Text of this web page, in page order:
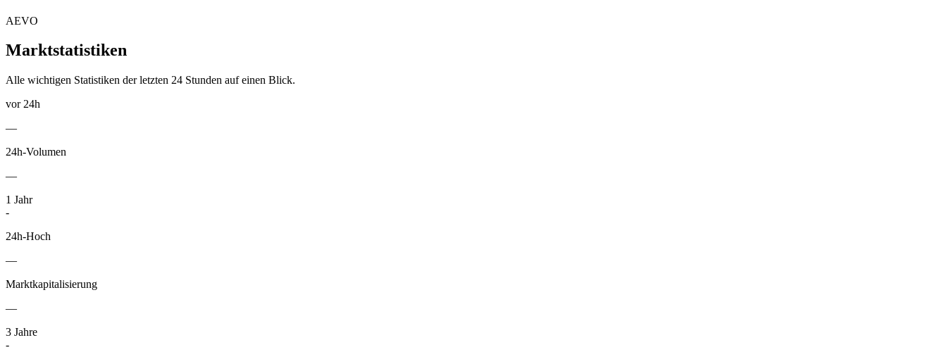
AEVO
Marktstatistiken
Alle wichtigen Statistiken der letzten 24 Stunden auf einen Blick.
vor 24h
—
24h-Volumen
—
1 Jahr
-
24h-Hoch
—
Marktkapitalisierung
—
3 Jahre
-